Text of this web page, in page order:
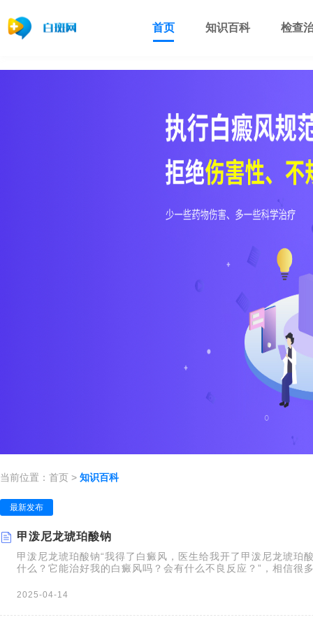
首页 知识百科 检查
当前位置： 首页 > 知识百科
最新发布
甲泼尼龙琥珀酸钠
甲泼尼龙琥珀酸钠“我得了白癜风，医生给我开了甲泼尼龙琥珀
什么？它能治好我的白癜风吗？会有什么不良反应？”，相信很
药，主要用于控制炎症反应和免疫
2025-04-14